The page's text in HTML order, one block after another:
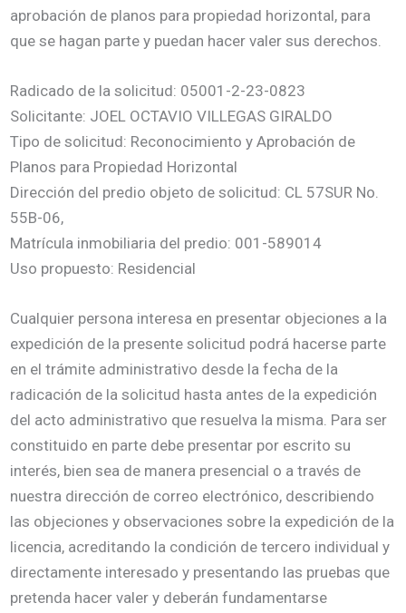
aprobación de planos para propiedad horizontal, para
que se hagan parte y puedan hacer valer sus derechos.
Radicado de la solicitud: 05001-2-23-0823
Solicitante: JOEL OCTAVIO VILLEGAS GIRALDO
Tipo de solicitud: Reconocimiento y Aprobación de
Planos para Propiedad Horizontal
Dirección del predio objeto de solicitud: CL 57SUR No.
55B-06,
Matrícula inmobiliaria del predio: 001-589014
Uso propuesto: Residencial
Cualquier persona interesa en presentar objeciones a la
expedición de la presente solicitud podrá hacerse parte
en el trámite administrativo desde la fecha de la
radicación de la solicitud hasta antes de la expedición
del acto administrativo que resuelva la misma. Para ser
constituido en parte debe presentar por escrito su
interés, bien sea de manera presencial o a través de
nuestra dirección de correo electrónico, describiendo
las objeciones y observaciones sobre la expedición de la
licencia, acreditando la condición de tercero individual y
directamente interesado y presentando las pruebas que
pretenda hacer valer y deberán fundamentarse